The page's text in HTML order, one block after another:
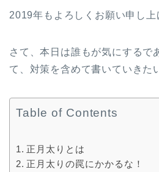
2019年もよろしくお願い申し上
さて、本日は誰もが気にするで
て、対策を含めて書いていきた
Table of Contents
正月太りとは
正月太りの罠にかかるな！